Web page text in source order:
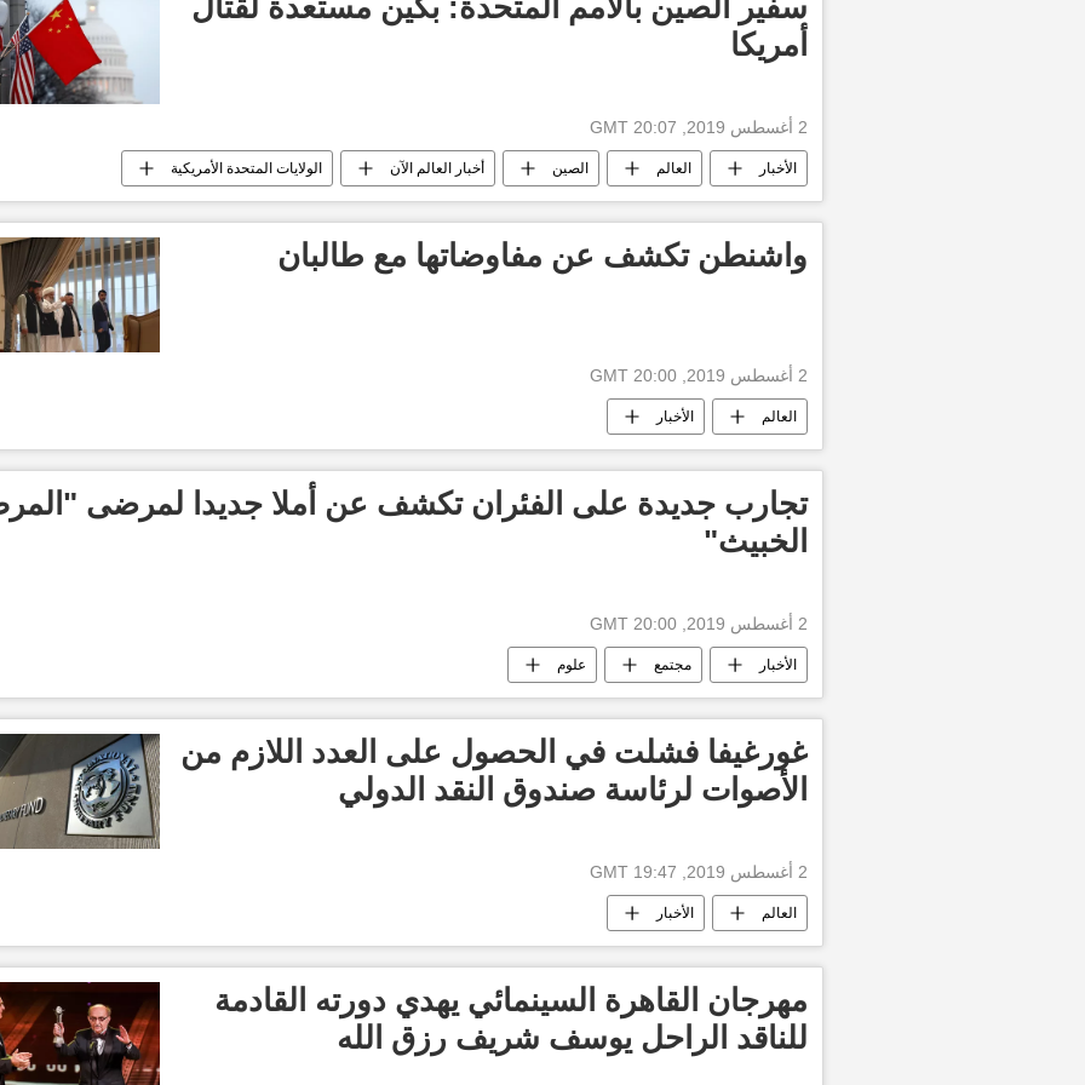
أمريكا
2 أغسطس 2019, 20:07 GMT
الأخبار العالم الصين أخبار العالم الآن الولايات المتحدة الأمريكية
الحرب التجارية
واشنطن تكشف عن مفاوضاتها مع طالبان
2 أغسطس 2019, 20:00 GMT
العالم الأخبار
تجارب جديدة على الفئران تكشف عن أملا جديدا لمرضى
الخبيث"
2 أغسطس 2019, 20:00 GMT
الأخبار مجتمع علوم
غورغيفا فشلت في الحصول على العدد اللازم من
الأصوات لرئاسة صندوق النقد الدولي
2 أغسطس 2019, 19:47 GMT
العالم الأخبار
مهرجان القاهرة السينمائي يهدي دورته القادمة
للناقد الراحل يوسف شريف رزق الله